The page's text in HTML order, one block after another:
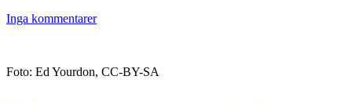
Inga kommentarer
Foto: Ed Yourdon, CC-BY-SA